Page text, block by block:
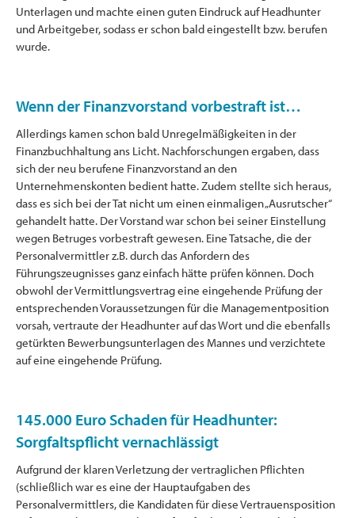
Unterlagen und machte einen guten Eindruck auf Headhunter
und Arbeitgeber, sodass er schon bald eingestellt bzw. berufen
wurde.
Wenn der Finanzvorstand vorbestraft ist…
Allerdings kamen schon bald Unregelmäßigkeiten in der
Finanzbuchhaltung ans Licht. Nachforschungen ergaben, dass
sich der neu berufene Finanzvorstand an den
Unternehmenskonten bedient hatte. Zudem stellte sich heraus,
dass es sich bei der Tat nicht um einen einmaligen „Ausrutscher“
gehandelt hatte. Der Vorstand war schon bei seiner Einstellung
wegen Betruges vorbestraft gewesen. Eine Tatsache, die der
Personalvermittler z.B. durch das Anfordern des
Führungszeugnisses ganz einfach hätte prüfen können. Doch
obwohl der Vermittlungsvertrag eine eingehende Prüfung der
entsprechenden Voraussetzungen für die Managementposition
vorsah, vertraute der Headhunter auf das Wort und die ebenfalls
getürkten Bewerbungsunterlagen des Mannes und verzichtete
auf eine eingehende Prüfung.
145.000 Euro Schaden für Headhunter:
Sorgfaltspflicht vernachlässigt
Aufgrund der klaren Verletzung der vertraglichen Pflichten
(schließlich war es eine der Hauptaufgaben des
Personalvermittlers, die Kandidaten für diese Vertrauensposition